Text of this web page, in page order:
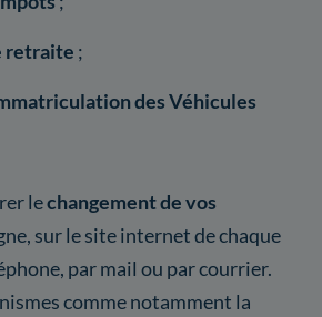
retraite ;
des Véhicules
lechangement de vos
sur le site internet de chaque
par mail ou par courrier.
comme notamment la